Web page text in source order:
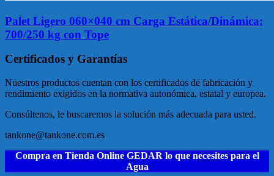
Palet Ligero 060×040 cm Carga Estática/Dinámica:
700/250 kg con Tope
Certificados y Garantías
Nuestros productos cuentan con los certificados de fabricación y
rendimiento exigidos en la normativa autonómica, estatal y europea.
Consúltenos, le buscaremos la solución más adecuada para usted.
tankone@tankone.com.es
Compra en Tienda Online GEDAR lo que necesites para el
Agua